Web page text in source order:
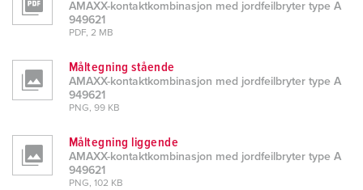
AMAXX-kontaktkombinasjon med jordfeilbryter type A
949621
PDF, 2 MB
Måltegning stående
AMAXX-kontaktkombinasjon med jordfeilbryter type A
949621
PNG, 99 KB
Måltegning liggende
AMAXX-kontaktkombinasjon med jordfeilbryter type A
949621
PNG, 102 KB